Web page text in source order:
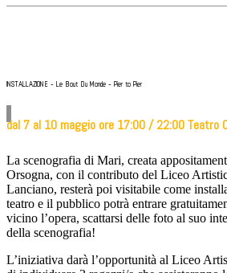
INSTALLAZIONE - Le Bout Du Monde - Pier to Pier
dal 7 al 10 maggio ore 17:00 / 22:00 Teatro
La scenografia di Mari, creata
Orsogna, con il contributo del Liceo
Lanciano, resterà poi visitabile come
teatro e il pubblico potrà entrare
vicino l’opera, scattarsi delle foto al suo
della scenografia!
L’iniziativa darà l’opportunità al Liceo